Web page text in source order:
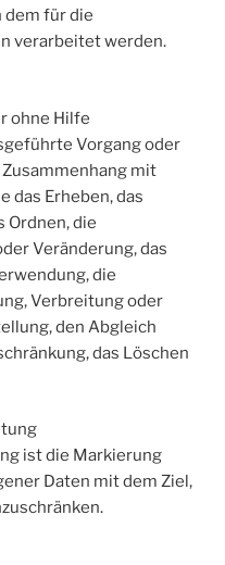
dem für die
verarbeitet werden.
ohne Hilfe
Vorgang oder
mit
das Erheben, das
Ordnen, die
Veränderung, das
die
Verbreitung oder
den Abgleich
das Löschen
ist die Markierung
Daten mit dem Ziel,